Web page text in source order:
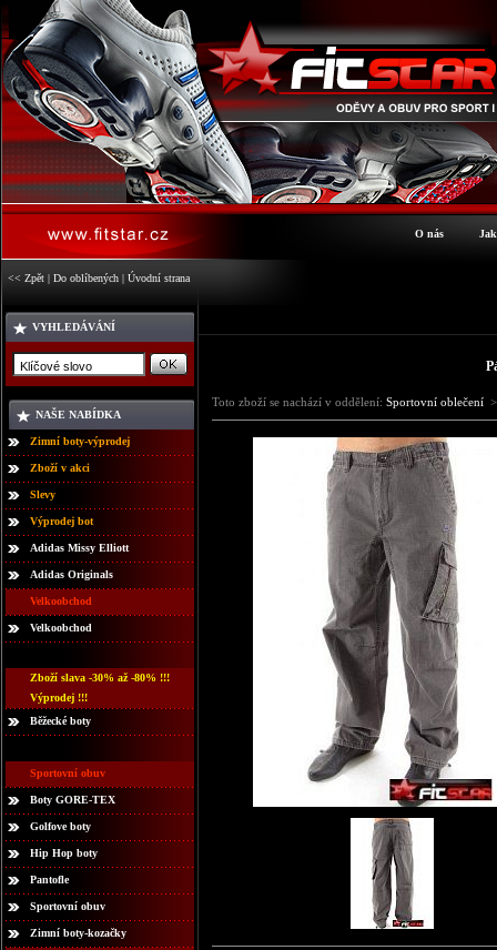
O nás
<< Zpět | Do oblíbených | Úvodní strana
VYHLEDÁVÁNÍ
NAŠE NABÍDKA
Zimní boty-výprodej
Zboží v akci
Slevy
Výprodej bot
Adidas Missy Elliott
Adidas Originals
Velkoobchod
Velkoobchod
Zboží slava -30% až -80% !!!
Výprodej !!!
Běžecké boty
Sportovní obuv
Boty GORE-TEX
Golfove boty
Hip Hop boty
Pantofle
Sportovní obuv
Zimní boty-kozačky
Toto zboží se nachází v oddělení: Sportovní oblečení